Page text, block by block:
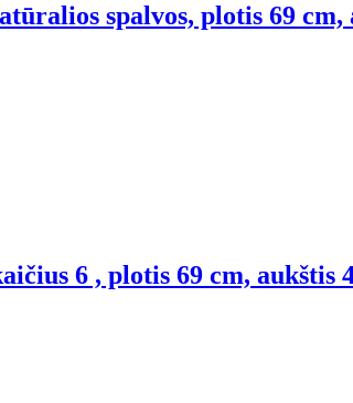
spalvos, plotis 69 cm,
6 , plotis 69 cm, aukštis